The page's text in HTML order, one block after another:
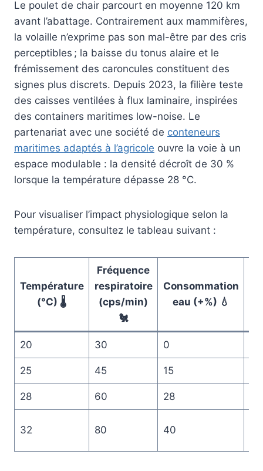
Le poulet de chair parcourt en moyenne 120 km
avant l’abattage. Contrairement aux mammifères,
la volaille n’exprime pas son mal-être par des cris
perceptibles ; la baisse du tonus alaire et le
frémissement des caroncules constituent des
signes plus discrets. Depuis 2023, la filière teste
des caisses ventilées à flux laminaire, inspirées
des containers maritimes low-noise. Le
partenariat avec une société de conteneurs
maritimes adaptés à l’agricole ouvre la voie à un
espace modulable : la densité décroît de 30 %
lorsque la température dépasse 28 °C.
Pour visualiser l’impact physiologique selon la
température, consultez le tableau suivant :
Température
(°C) 🌡️
Fréquence
respiratoire
(cps/min)
🐔
Consommation
eau (+%) 💧
20 30 0
25 45 15
28 60 28
32 80 40